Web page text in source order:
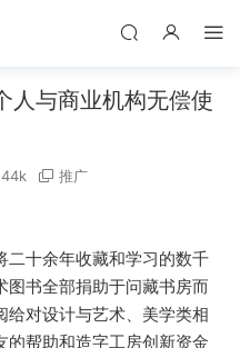
人与商业机构无偿使
推广
二十余年收藏和学习的数千
图书全部捐助于问藏书房而
给对设计与艺术、美学类相
的帮助和造字工房创新资金